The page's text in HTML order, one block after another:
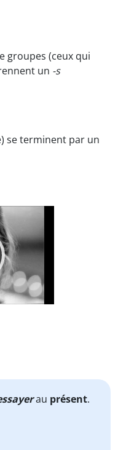
groupes (ceux qui
un -s
se terminent par un
au présent.